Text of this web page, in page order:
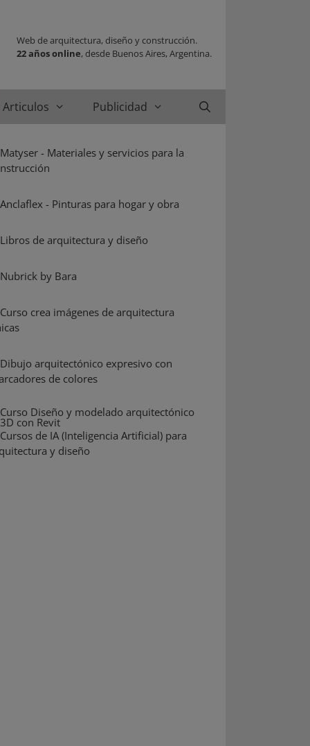
Web de arquitectura, diseño y construcción.
22 años online, desde Buenos Aires, Argentina.
Articulos Publicidad